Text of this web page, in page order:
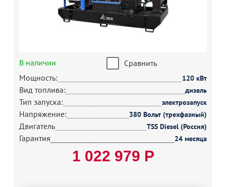
В наличии
Сравнить
Мощность:
120 кВт
Вид топлива: дизель
Тип запуска: электрозапуск
Напряжение: 380 Вольт (трехфазный)
Двигатель TSS Diesel (Россия)
Гарантия 24 месяца
1 022 979 Р